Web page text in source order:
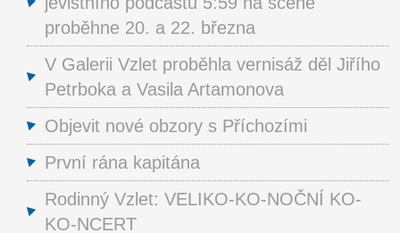
proběhne 20. a 22. března
V Galerii Vzlet proběhla vernisáž děl Jiřího
Petrboka a Vasila Artamonova
Objevit nové obzory s Příchozími
První rána kapitána
Rodinný Vzlet: VELIKO-KO-NOČNÍ KO-
KO-NCERT